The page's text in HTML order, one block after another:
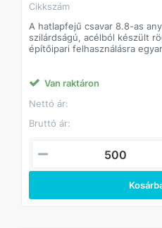
Cikkszám
A hatlapfejű csavar 8.8-as
szilárdságú, acélból készült
építőipari felhasználásra
hatlapfej kialakítása lehetővé
Jellemzők:
• Anyagminőség: 8.8 acél,
• Strapabíró, hosszú
• Beltéri és kültéri
• Kompatibilis anyákkal és
Van raktáron
Nettó ár:
Bruttó ár: